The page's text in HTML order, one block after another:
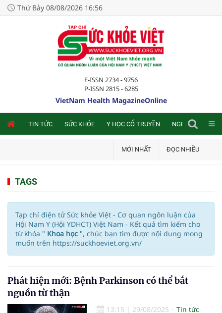
Thứ Bảy 08/08/2026 16:56
E-ISSN 2734 - 9756
P-ISSN 2815 - 6285
VietNam Health MagazineOnline
TIN TỨC SỨC KHỎE Y HỌC CỔ TRUYỀN NGHIÊN CỨU
MỚI NHẤT ĐỌC NHIỀU
TAGS
Tạp chí điện tử Sức khỏe Việt - Cơ quan ngôn luận của
Hội Nam Y (Hội YDHCT) Việt Nam - Kết quả tìm kiếm cho
từ khóa " Khoa học ", chúc bạn tìm được nội dung mong
muốn trên https://suckhoeviet.org.vn/
Phát hiện mới: Bệnh Parkinson có thể bắt
nguồn từ thận
13:15 | 29/08/2025
Tin tức